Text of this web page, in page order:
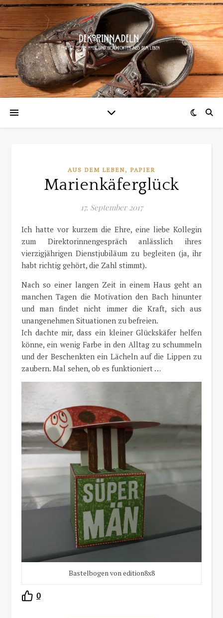
AUS DEM LEBEN, PAPIER
Marienkäferglück
17. September 2017
Ich hatte vor kurzem die Ehre, eine liebe Kollegin
zum Direktorinnengespräch anlässlich ihres
vierzigjährigen Dienstjubiläum zu begleiten (ja, ihr
habt richtig gehört, die Zahl stimmt).
Nach so einer langen Zeit in einem Haus geht an
manchen Tagen die Motivation den Bach hinunter
und man findet nicht immer die Kraft, sich aus
unangenehmen Situationen zu befreien.
Ich dachte mir, dass ein kleiner Glückskäfer helfen
könne, ein wenig Farbe in den Alltag zu schummeln
und der Beschenkten ein Lächeln auf die Lippen zu
zaubern. Mal sehen, ob es funktioniert …
Bastelbogen von edition8x8
0